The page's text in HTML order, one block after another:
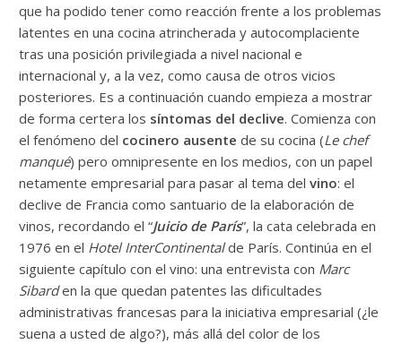
que ha podido tener como reacción frente a los problemas
latentes en una cocina atrincherada y autocomplaciente
tras una posición privilegiada a nivel nacional e
internacional y, a la vez, como causa de otros vicios
posteriores. Es a continuación cuando empieza a mostrar
de forma certera los síntomas del declive. Comienza con
el fenómeno del cocinero ausente de su cocina (Le chef
manqué) pero omnipresente en los medios, con un papel
netamente empresarial para pasar al tema delvino: el
declive de Francia como santuario de la elaboración de
vinos, recordando el “Juicio de París”, la cata celebrada en
1976 en el Hotel InterContinentalde París. Continúa en el
siguiente capítulo con el vino: una entrevista con Marc
Sibarden la que quedan patentes las dificultades
administrativas francesas para la iniciativa empresarial (¿le
suena a usted de algo?), más allá del color de los